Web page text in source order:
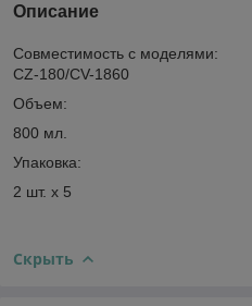
Описание
Совместимость с моделями:
CZ-180/CV-1860
Объем:
800 мл.
Упаковка:
2 шт. х 5
Скрыть